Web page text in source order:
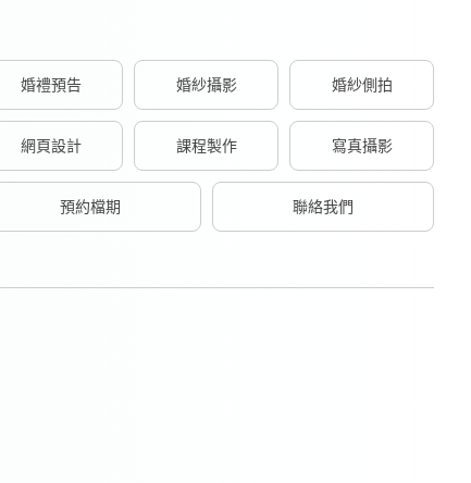
婚禮預告 婚紗攝影 婚紗側拍
網頁設計 課程製作 寫真攝影
預約檔期 聯絡我們